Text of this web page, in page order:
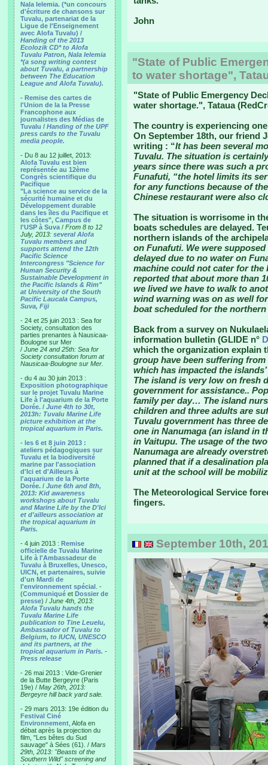
Nala Ielemia. (*un concours
d'écriture de chansons sur
Tuvalu, partenariat de la
Ligue de l'Enseignement
avec Alofa Tuvalu) /
Handing of the 2013
Ecolozik CD* to Alofa
Tuvalu Patron, Nala Ielemia
*(a song writing contest
about Tuvalu, a partnership
between The Education
League and Alofa Tuvalu).
- Remise des cartes de
l'Union de la la Presse
Francophone aux
journalistes des Médias de
Tuvalu / Handing of the UPF
press cards to the Tuvalu
media people.
- Du 8 au 12 juillet, 2013:
Alofa Tuvalu est bien
représentée au 12ème
Congrès scientifique du
Pacifique
"La science au service de la
sécurité humaine et du
Développement durable
dans les îles du Pacifique et
les côtes", Campus de
l'USP à Suva / From 8 to 12
July, 2013: several Alofa
Tuvalu members and
supports attend the 12th
Pacific Science
Intercongress "Science for
Human Security &
Sustainable Development in
the Pacific Islands & Rim"
at University of the South
Pacific Laucala Campus,
Suva, Fiji
- 24 et 25 juin 2013 : Sea for
Society, consultation des
parties prenantes à Nausicaa-
Boulogne sur Mer
/ June 24 and 25th: Sea for
Society consultation forum at
Nausicaa-Boulogne sur Mer.
- du 4 au 30 juin 2013 :
Exposition photographique
sur le projet Tuvalu Marine
Life à l'aquarium de la Porte
Dorée. / June 4th to 30t,
2013h: Tuvalu Marine Life
picture exhibition at the
tropical aquarium in Paris.
- les 6 et 8 juin 2013 :
ateliers pédagogiques sur
Tuvalu et la biodiversité
marine par l'association
d'Ici et d'Ailleurs à
l'aquarium de la Porte
Dorée. / June 6th and 8th,
2013: Kid awareness
workshops about Tuvalu
and Marine Life by the D'Ici
et d'ailleurs association at
the tropical aquarium in
Paris.
- 4 juin 2013 : Remise
officielle de Tuvalu Marine
Life à l'Ambassadeur de
Tuvalu à Bruxelles, Unesco,
UICN, et partenaires, suivie
d'un Mardi de
l'environnement spécial . -
(Communiqué et Dossier de
presse) / June 4th, 2013:
Alofa Tuvalu hands the
Tuvalu Marine Life
publication to Tine Leuelu,
Ambassador of Tuvalu to
Belgium, to IUCN, UNESCO
and its partners, at the
tropical aquarium in Paris. -
Press release
- 26 mai 2013 : Vide-Grenier
de la Butte Bergeyre (Paris
19e) / May 26th, 2013:
Bergeyre hill back yard sale.
- 29 mars 2013: 19e édition du
Festival Ciné
Environnement , Alofa en
débat après la projection du
film, "Les bêtes du Sud
sauvage" à Sées (61). / Mars
29th, 2013: "Beasts of the
Southern Wild" screening and
John
"State of Public
to water shortage",
"State of Public Emergency
water shortage.", Tataua
The country is experiencing
On September 18th, our friend
writing : “It has been several
Tuvalu. The situation is
years since there was such a
Funafuti, “the hotel limits its
for any functions because of
Chinese restaurant were also
The situation is worrisome in
boats schedules are delayed.
northern islands of the
on Funafuti. We were
delayed due to no water on
machine could not cater for the
reported that about more than
we lived we have to walk to
wind warning was on as well
boat scheduled for the
Back from a survey on
information bulletin (GLIDE n°
which the organization explain
group have been suffering
which has impacted the
The island is very low on fresh
government for assistance..
family per day… The island
children and three adults are
Tuvalu government has three
one in Nanumaga (an island in
in Vaitupu. The usage of the
Nanumaga are already
planned that if a desalination
unit at the school will be
The Meteorological Service
fingers.
September 10th,